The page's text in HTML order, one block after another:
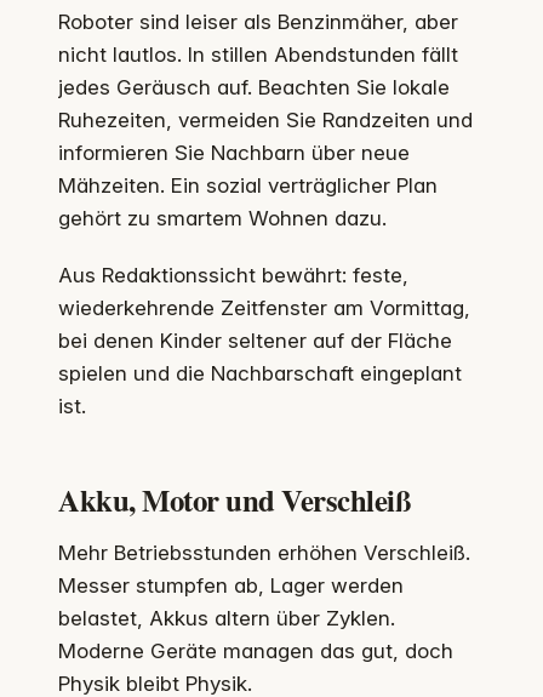
Roboter sind leiser als Benzinmäher, aber
nicht lautlos. In stillen Abendstunden fällt
jedes Geräusch auf. Beachten Sie lokale
Ruhezeiten, vermeiden Sie Randzeiten und
informieren Sie Nachbarn über neue
Mähzeiten. Ein sozial verträglicher Plan
gehört zu smartem Wohnen dazu.
Aus Redaktionssicht bewährt: feste,
wiederkehrende Zeitfenster am Vormittag,
bei denen Kinder seltener auf der Fläche
spielen und die Nachbarschaft eingeplant
ist.
Akku, Motor und Verschleiß
Mehr Betriebsstunden erhöhen Verschleiß.
Messer stumpfen ab, Lager werden
belastet, Akkus altern über Zyklen.
Moderne Geräte managen das gut, doch
Physik bleibt Physik.